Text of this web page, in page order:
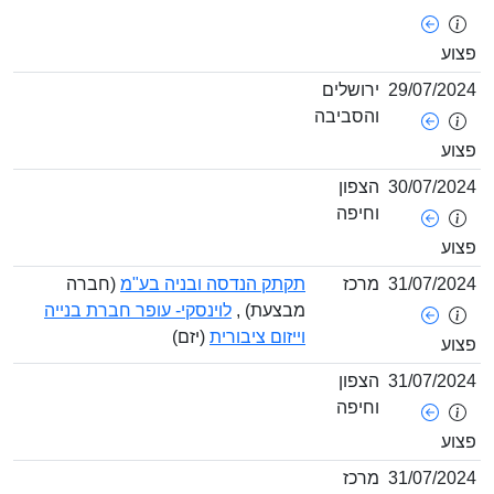
29/07/ ירושלים
והסביבה
30/07/ הצפון
וחיפה
31/07/ מרכז תקתק הנדסה ובניה בע"מ(חברה
מבצעת) ,לוינסקי- עופר חברת בנייה
וייזום ציבורית(יזם)
31/07/ הצפון
וחיפה
31/07/ מרכז